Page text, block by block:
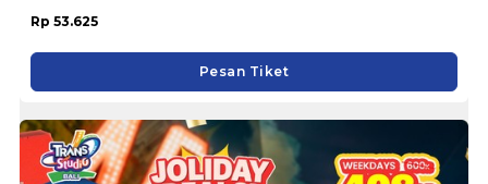
Rp 53.625
Pesan Tiket